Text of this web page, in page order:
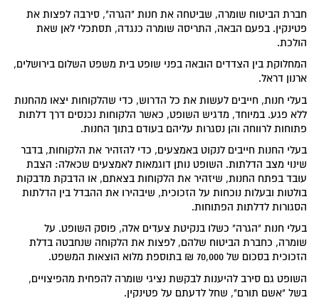
חברת הביטוח שומרה, שביטחה את חנות "הגרה", סירבה לפצות את
פטינקין. בפעם הבאה, התריסה שומרה כנגדה, תסתכלי לאן שאת
הולכת.
המחלוקת בין הצדדים הובאה בפני שופט בית משפט השלום בירושלים,
ארנון דראל.
בעלי חנות, חייבים לעשות את כל הדרוש, כדי שהלקוחות יצאו מהחנות
ללא פגע. במיוחד, מדגיש השופט, כאשר הלקוחות נכנסים דרך דלתות
פתוחות לרווחה והן נסגרות עליהם בעודם בתוך החנות.
בעלי החנות חייבים לנקוט באמצעים, כדי להזהיר את הלקוחות, בדבר
שינוי מצב הדלתות. השופט נותן דוגמאות לאמצעים שכאלה: הצבת
עובד בפתח החנות, שיזהיר את הלקוחות בצאתם, או הדבקת מדבקות
בולטות ובעלות נוכחות על הזכוכית, שיבהירו את ההבדל בין הדלתות
הסגורות לדלתות הפתוחות.
בעלי חנות "הגרה" כשלו בנקיטת צעדים אלה, פוסק השופט. על
שומרה, כחברת הביטוח שלהם, לפצות את הלקוחה שנחבטה בדלת
הזכוכית בסכום של 70,000 ₪ בתוספת מלוא הוצאות המשפט.
השופט גם סירב להיענות לבקשת נציגי שומרה להפחית מהפיצויים,
בשל "אשם תורם", שחל לדעתם על פטינקין.